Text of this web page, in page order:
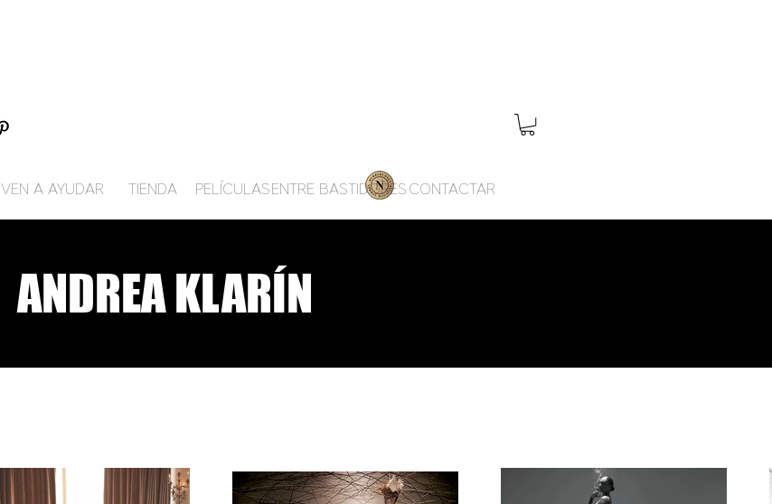
VEN A AYUDAR TIENDA PELÍCULASENTRE BASTIDORES CONTACTAR
ANDREA KLARÍN